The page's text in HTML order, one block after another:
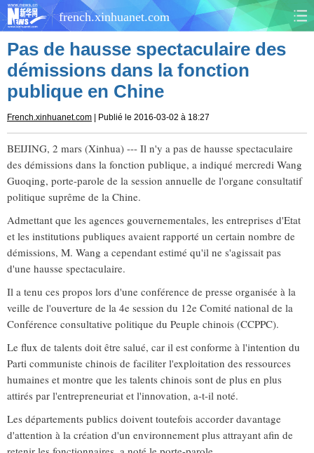
french.xinhuanet.com
CHINE MONDE
AFRIQUE
CULTURE
SANTÉ SPORTS
SCI&TECH
TOURISME DOCUMENTS
DOSSIERS
VIDÉOS
Pas de hausse spectaculaire des
démissions dans la fonction
publique en Chine
French.xinhuanet.com | Publié le 2016-03-02 à 18:27
BEIJING, 2 mars (Xinhua) --- Il n'y a pas de hausse spectaculaire
des démissions dans la fonction publique, a indiqué mercredi Wang
Guoqing, porte-parole de la session annuelle de l'organe consultatif
politique suprême de la Chine.
Admettant que les agences gouvernementales, les entreprises d'Etat
et les institutions publiques avaient rapporté un certain nombre de
démissions, M. Wang a cependant estimé qu'il ne s'agissait pas
d'une hausse spectaculaire.
Il a tenu ces propos lors d'une conférence de presse organisée à la
veille de l'ouverture de la 4e session du 12e Comité national de la
Conférence consultative politique du Peuple chinois (CCPPC).
Le flux de talents doit être salué, car il est conforme à l'intention du
Parti communiste chinois de faciliter l'exploitation des ressources
humaines et montre que les talents chinois sont de plus en plus
attirés par l'entrepreneuriat et l'innovation, a-t-il noté.
Les départements publics doivent toutefois accorder davantage
d'attention à la création d'un environnement plus attrayant afin de